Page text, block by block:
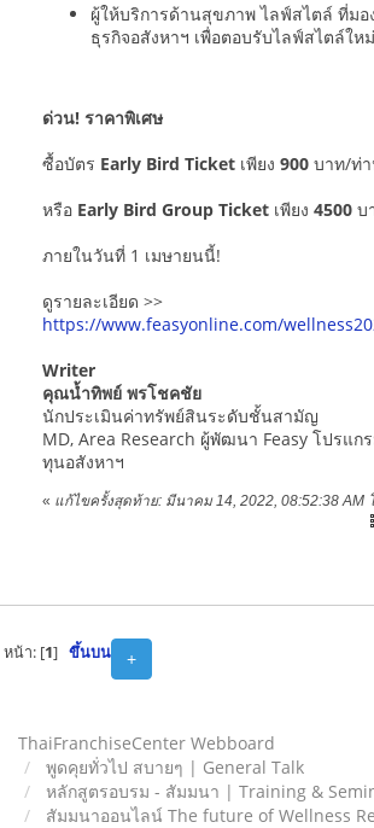
ผู้ให้บริการด้านสุขภาพ ไลฟ์สไตล์ ที่มอ
ธุรกิจอสังหาฯ เพื่อตอบรับไลฟ์สไตล์ให
ด่วน! ราคาพิเศษ
ซื้อบัตร Early Bird Ticket เพียง 900 บาท/ท่
หรือ Early Bird Group Ticket เพียง 4500 บ
ภายในวันที่ 1 เมษายนนี้!
ดูรายละเอียด >>
https://www.feasyonline.com/
Writer
คุณน้ำทิพย์ พรโชคชัย
นักประเมินค่าทรัพย์สินระดับชั้นสามัญ
MD, Area Research ผู้พัฒนา Feasy โปรแก
ทุนอสังหาฯ
« แก้ไขครั้งสุดท้าย: มีนาคม 14, 2022, 08:52:38 AM
+
หน้า: [1] ขึ้นบน
ThaiFranchiseCenter Webboard
พูดคุยทั่วไป สบายๆ | General Talk
หลักสูตรอบรม - สัมมนา | Training &
สัมมนาออนไลน์ The future of Wellness